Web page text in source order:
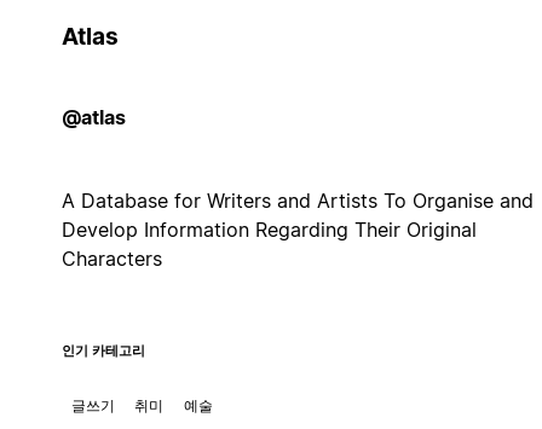
Atlas
@atlas
A Database for Writers and Artists To Organise and
Develop Information Regarding Their Original
Characters
인기 카테고리
글쓰기 취미 예술